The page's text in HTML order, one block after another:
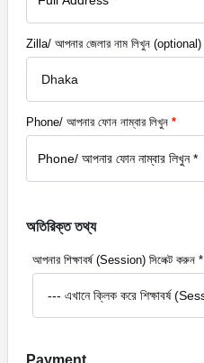
Zilla/ আপনার জেলার নাম লিখুন (optional)
Phone/ আপনার ফোন নাম্বার লিখুন *
অতিরিক্ত তথ্য
আপনার শিক্ষাবর্ষ (Session) সিলেক্ট করুন *
Payment